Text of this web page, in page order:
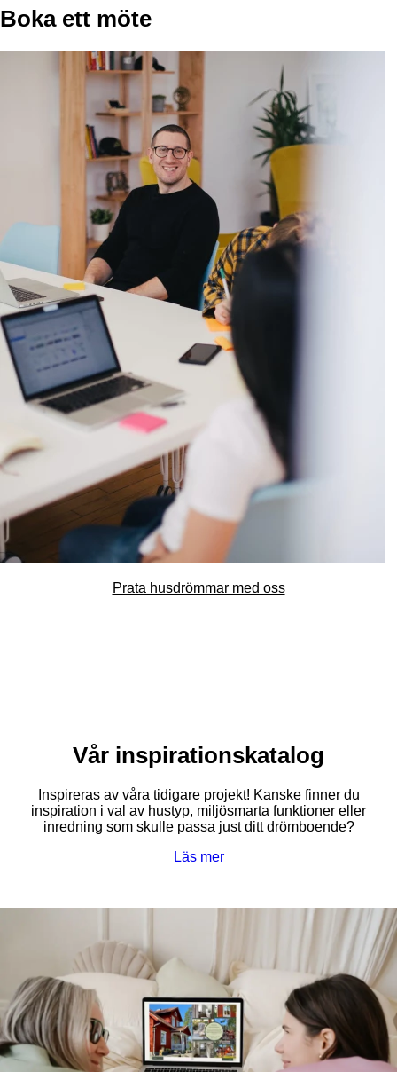
Boka ett möte
Prata husdrömmar med oss
Vår inspirationskatalog
Inspireras av våra tidigare projekt! Kanske finner du
inspiration i val av hustyp, miljösmarta funktioner eller
inredning som skulle passa just ditt drömboende?
Läs mer